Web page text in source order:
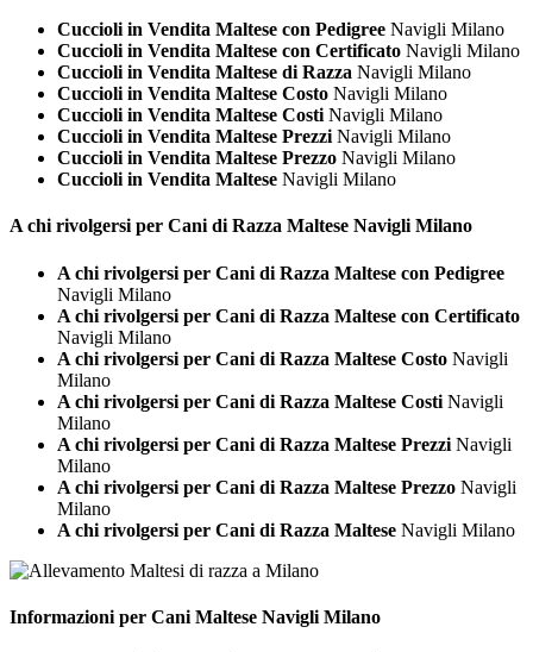
Cuccioli in Vendita Maltese con Pedigree Navigli Milano
Cuccioli in Vendita Maltese con Certificato Navigli Milano
Cuccioli in Vendita Maltese di Razza Navigli Milano
Cuccioli in Vendita Maltese Costo Navigli Milano
Cuccioli in Vendita Maltese Costi Navigli Milano
Cuccioli in Vendita Maltese Prezzi Navigli Milano
Cuccioli in Vendita Maltese Prezzo Navigli Milano
Cuccioli in Vendita Maltese Navigli Milano
A chi rivolgersi per Cani di Razza Maltese Navigli Milano
A chi rivolgersi per Cani di Razza Maltese con Pedigree
Navigli Milano
A chi rivolgersi per Cani di Razza Maltese con Certificato
Navigli Milano
A chi rivolgersi per Cani di Razza Maltese Costo Navigli
Milano
A chi rivolgersi per Cani di Razza Maltese Costi Navigli
Milano
A chi rivolgersi per Cani di Razza Maltese Prezzi Navigli
Milano
A chi rivolgersi per Cani di Razza Maltese Prezzo Navigli
Milano
A chi rivolgersi per Cani di Razza Maltese Navigli Milano
Informazioni per Cani Maltese Navigli Milano